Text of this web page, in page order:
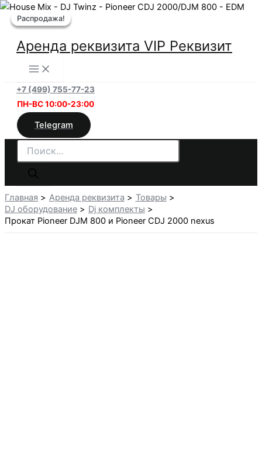
Перейти
содержимому
Аренда реквизита VIP Реквизит
+7 (499) 755-77-23
ПН-ВС 10:00-23:00
Telegram
Поиск
товаров
Главная Аренда реквизита
Товары
DJ оборудование
Dj комплекты
Прокат Pioneer DJM 800 и Pioneer CDJ 2000 nexus
Распродажа!
Распродажа!
Распродажа!